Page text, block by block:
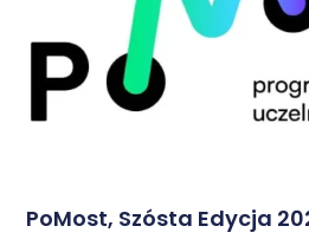
PoMost, Szósta Edycja